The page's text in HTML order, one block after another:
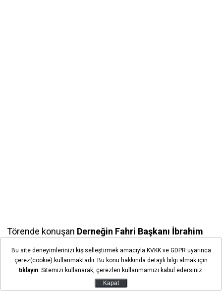
Törende konuşan Derneğin Fahri Başkanı İbrahim
belirtirken, İslami Değerleri Tanıtma Vakfı Başkanı
Mustafa Selek ise bağımlılıktan uzak bir hayatın
sürdürülmesinde manevi değerlerin önemine dikkati
Bu site deneyimlerinizi kişiselleştirmek amacıyla KVKK ve GDPR uyarınca
çerez(cookie) kullanmaktadır. Bu konu hakkında detaylı bilgi almak için
tıklayın. Sitemizi kullanarak, çerezleri kullanmamızı kabul edersiniz.
Kapat